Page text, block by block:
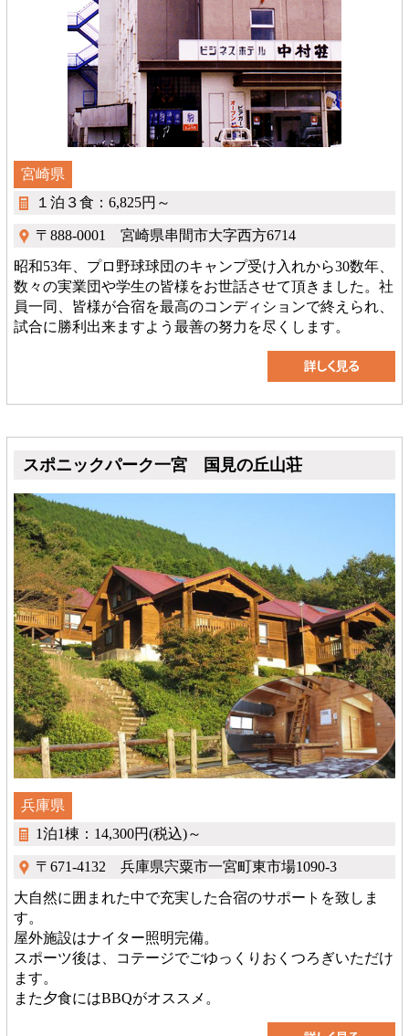
宮崎県
１泊３食：6,825円～
〒888-0001 宮崎県串間市大字西方6714
昭和53年、プロ野球球団のキャンプ受け入れから30数年、
数々の実業団や学生の皆様をお世話させて頂きました。社
員一同、皆様が合宿を最高のコンディションで終えられ、
試合に勝利出来ますよう最善の努力を尽くします。
スポニックパーク一宮 国見の丘山荘
兵庫県
1泊1棟：14,300円(税込)～
〒671-4132 兵庫県宍粟市一宮町東市場1090-3
大自然に囲まれた中で充実した合宿のサポートを致しま
す。
屋外施設はナイター照明完備。
スポーツ後は、コテージでごゆっくりおくつろぎいただけ
ます。
また夕食にはBBQがオススメ。